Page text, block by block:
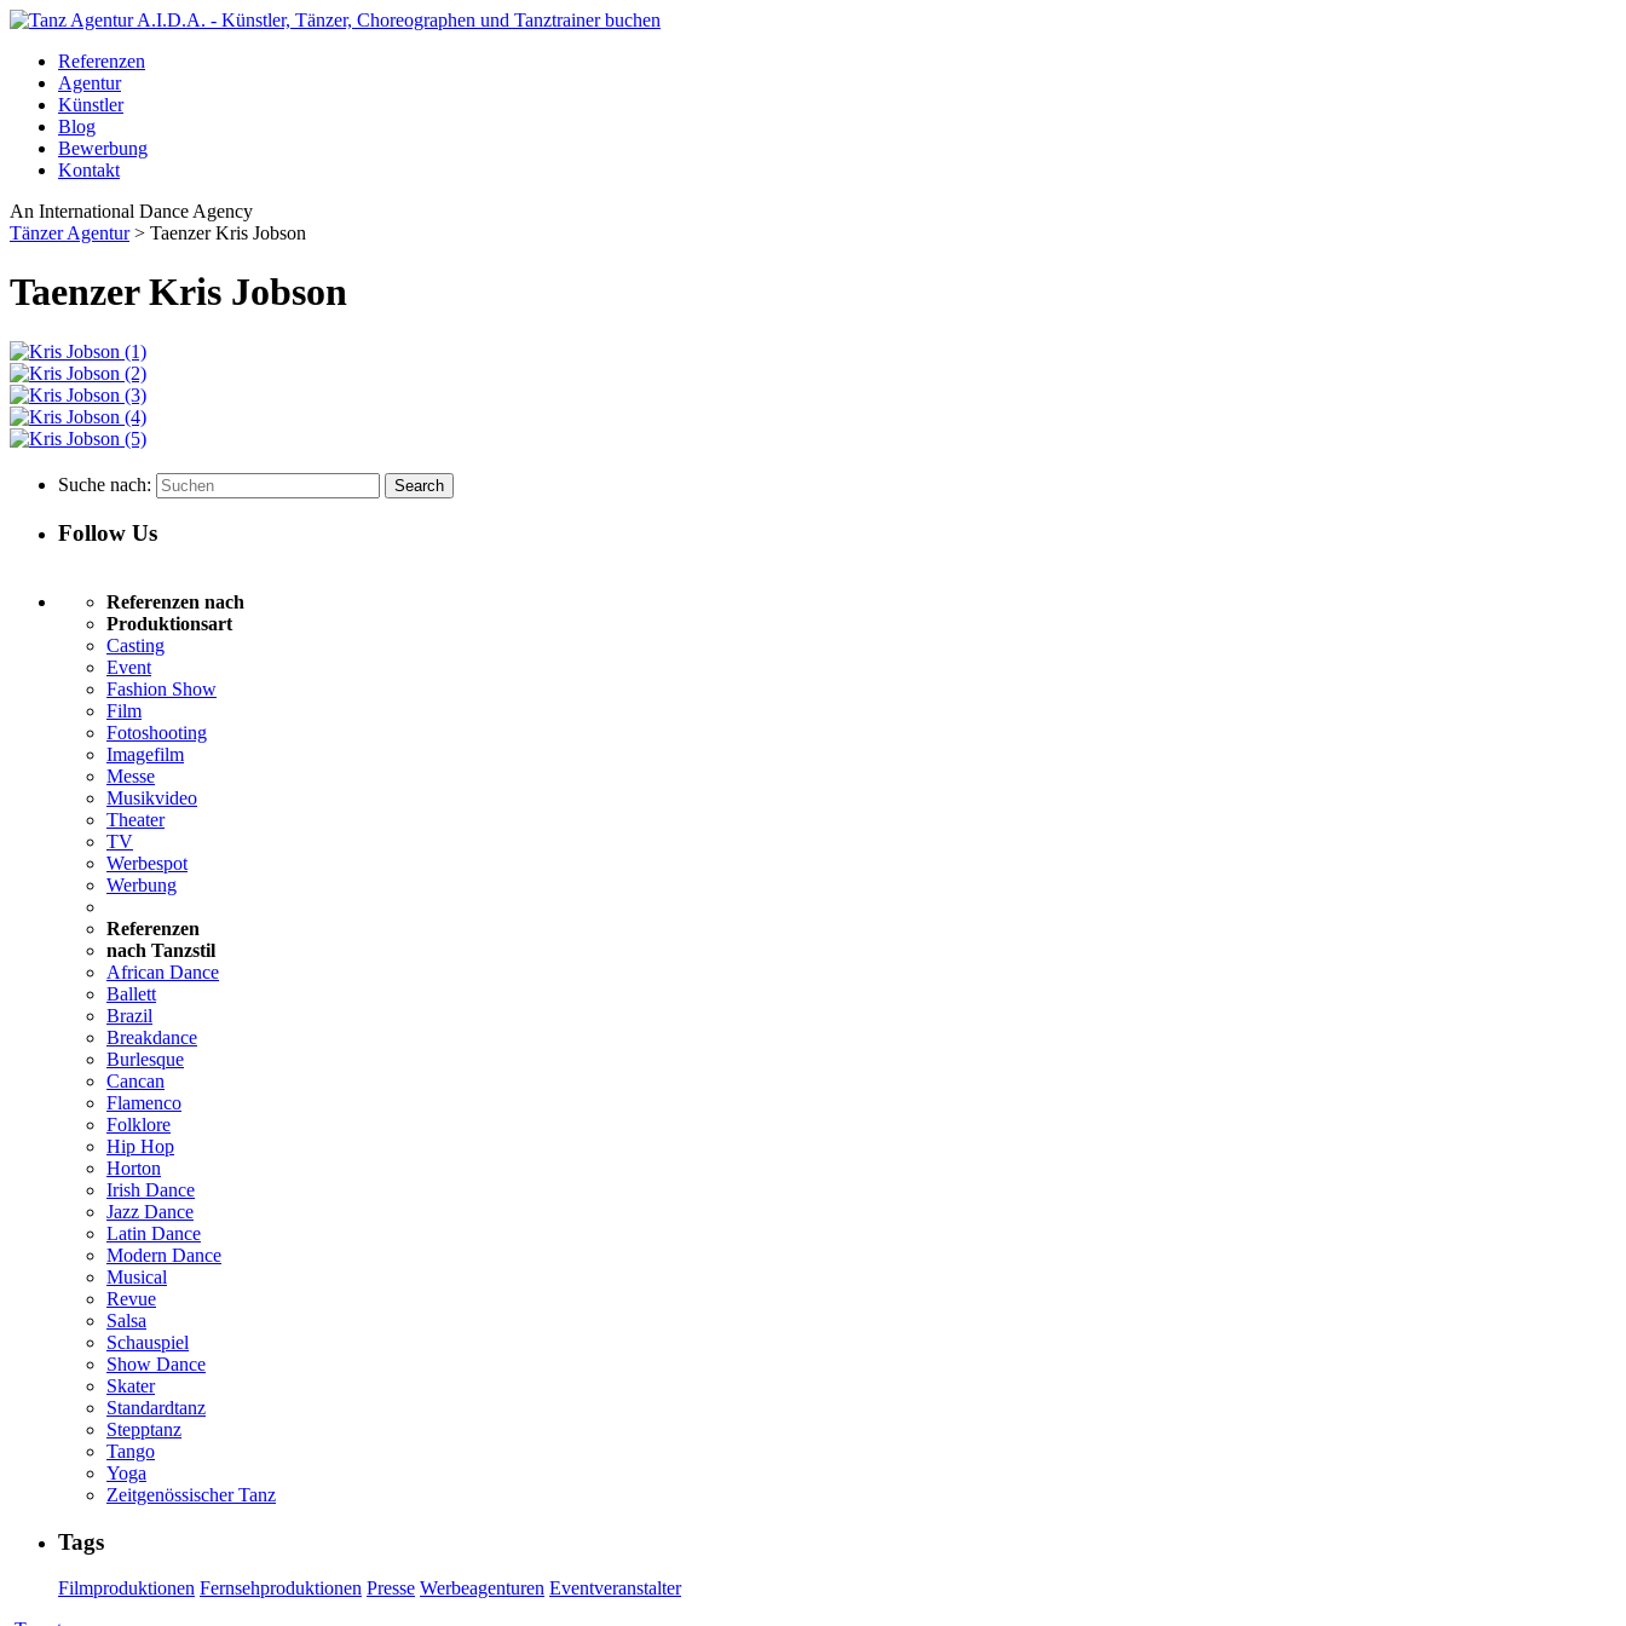
Referenzen
Agentur
Künstler
Blog
Bewerbung
Kontakt
An International Dance Agency
Tänzer Agentur> Taenzer Kris Jobson
Taenzer Kris Jobson
Suche nach:
Follow Us
Referenzen nach
Produktionsart
Casting
Event
Fashion Show
Film
Fotoshooting
Imagefilm
Messe
Musikvideo
Theater
TV
Werbespot
Werbung
Referenzen
nach Tanzstil
African Dance
Ballett
Brazil
Breakdance
Burlesque
Cancan
Flamenco
Folklore
Hip Hop
Horton
Irish Dance
Jazz Dance
Latin Dance
Modern Dance
Musical
Revue
Salsa
Schauspiel
Show Dance
Skater
Standardtanz
Stepptanz
Tango
Yoga
Zeitgenössischer Tanz
Tags
Filmproduktionen Fernsehproduktionen Presse Werbeagenturen Eventveranstalter